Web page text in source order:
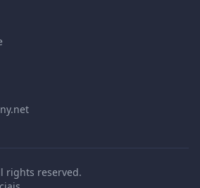
rights reserved.